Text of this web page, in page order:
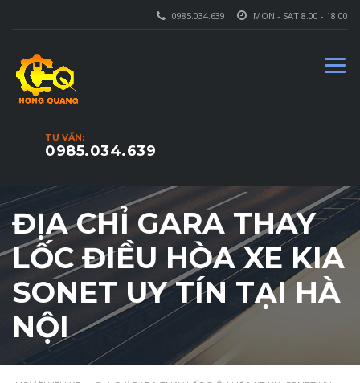
MON - SAT 8.00 - 18.00
0985.034.639
TƯ VẤN:
0985.034.639
ĐỊA CHỈ GARA THAY
LỐC ĐIỀU HÒA XE KIA
SONET UY TÍN TẠI HÀ
NỘI